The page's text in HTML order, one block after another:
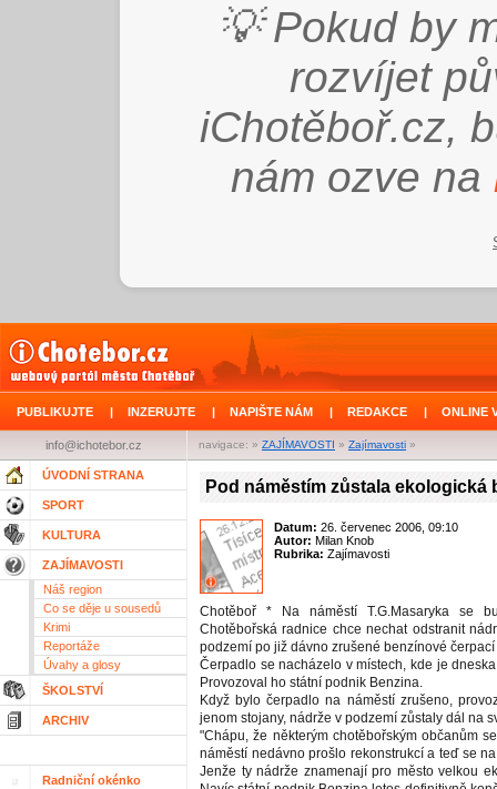
💡 Pokud by
rozvíjet
iChotěboř.cz,
nám ozve na
PUBLIKUJTE | INZERUJTE | NAPIŠTE NÁM | REDAKCE | ONLINE
navigace: » ZAJÍMAVOSTI » Zajímavosti »
info@ichotebor.cz
ÚVODNÍ STRANA
SPORT
KULTURA
ZAJÍMAVOSTI
Náš region
Co se děje u sousedů
Krimi
Reportáže
Úvahy a glosy
ŠKOLSTVÍ
ARCHIV
Radniční okénko
Pod náměstím zůstala ekologická
Datum: 26. červenec 2006, 09:10
Autor: Milan Knob
Rubrika: Zajímavosti
Chotěboř * Na náměstí T.G.Masaryka se
Chotěbořská radnice chce nechat odstranit
podzemí po již dávno zrušené benzínové
Čerpadlo se nacházelo v místech, kde je
Provozoval ho státní podnik Benzina.
Když bylo čerpadlo na náměstí zrušeno,
jenom stojany, nádrže v podzemí zůstaly dál na
"Chápu, že některým chotěbořským občanům
náměstí nedávno prošlo rekonstrukcí a teď se
Jenže ty nádrže znamenají pro město velkou